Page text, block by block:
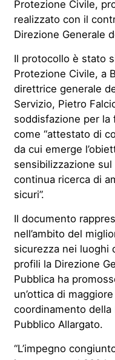
Protezione Civile,
realizzato con il
Direzione Generale
Il protocollo è stato
Protezione Civile, a
direttrice generale
Servizio, Pietro
soddisfazione per la
come “attestato di
da cui emerge
sensibilizzazione
continua ricerca di
sicuri”.
Il documento
nell’ambito del
sicurezza nei luoghi
profili la Direzione
Pubblica ha
un’ottica di
coordinamento della
Pubblico Allargato.
“L’impegno